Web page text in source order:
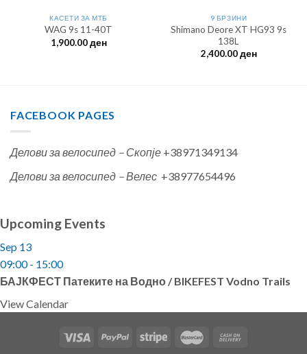
КАСЕТИ ЗА МТБ
WAG 9s 11-40T
1,900.00ден
9 БРЗИНИ
Shimano Deore XT HG93 9s
138L
2,400.00ден
FACEBOOK PAGES
Делови за велосипед – Скопје +38971349134
Делови за велосипед – Велес +38977654496
Upcoming Events
Sep 13
09:00- 15:00
БАЈКФЕСТ Патеките на Водно / BIKEFEST Vodno Trails
View Calendar